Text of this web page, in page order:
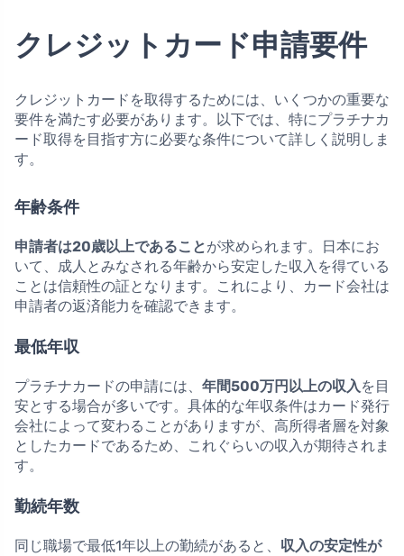
クレジットカード申請要件
クレジットカードを取得するためには、いくつかの重要な
要件を満たす必要があります。以下では、特にプラチナカ
ード取得を目指す方に必要な条件について詳しく説明しま
す。
年齢条件
申請者は20歳以上であることが求められます。日本にお
いて、成人とみなされる年齢から安定した収入を得ている
ことは信頼性の証となります。これにより、カード会社は
申請者の返済能力を確認できます。
最低年収
プラチナカードの申請には、 年間500万円以上の収入を目
安とする場合が多いです。具体的な年収条件はカード発行
会社によって変わることがありますが、高所得者層を対象
としたカードであるため、これぐらいの収入が期待されま
す。
勤続年数
同じ職場で最低1年以上の勤続があると、 収入の安定性が